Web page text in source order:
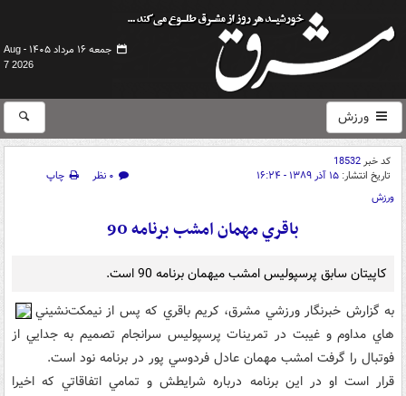
جمعه ۱۶ مرداد ۱۴۰۵ -
Aug
7 2026
ورزش
کد خبر18532
تاریخ انتشار: ۱۵ آذر ۱۳۸۹ - ۱۶:۲۴ ۰ نظر
چاپ
ورزش
باقري مهمان امشب برنامه 90
کاپيتان سابق پرسپوليس امشب ميهمان برنامه 90 است.
به گزارش خبرنگار ورزشي مشرق، کريم باقري که پس از نيمکت‌نشيني‌
هاي مداوم و غيبت در تمرينات پرسپوليس سرانجام تصميم به جدايي از
فوتبال را گرفت امشب مهمان عادل فردوسي پور در برنامه نود است.
قرار است او در اين برنامه درباره شرايطش و تمامي اتفاقاتي که اخيرا